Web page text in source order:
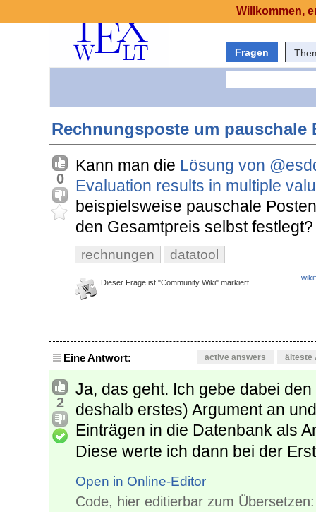
Fragen
Rechnungsposte um pauschale
0
Kann man die Lösung von
Evaluation results in multiple
beispielsweise pauschale
den Gesamtpreis selbst festlegt?
rechnungen datatool
Dieser Frage ist "Community Wiki" markiert.
Eine Antwort: active answers älteste
2
Ja, das geht. Ich gebe dabei
deshalb erstes) Argument an
Einträgen in die Datenbank als
Diese werte ich dann bei der
Open in Online-Editor
Code, hier editierbar zum Übersetzen:
Willkommen,